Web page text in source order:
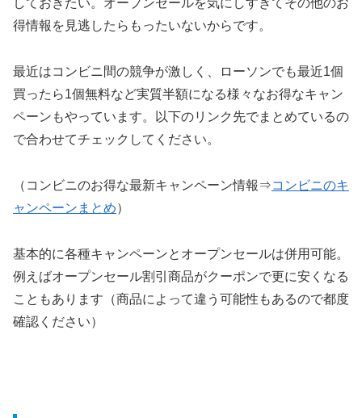
しておきたい。オープンセールを気にしすぎてその他のお
得情報を見逃したらもったいないからです。
最近はコンビニ間の競争が激しく、ローソンでも最近1個
買ったら1個無料など実質半額になる様々なお得なキャン
ペーンもやっています。以下のリンク先でまとめているの
で合わせてチェックしてください。
（コンビニのお得な最新キャンペーン情報⇒コンビニのキ
ャンペーンまとめ）
基本的に各種キャンペーンとオープンセールは併用可能。
例えばオープンセール割引商品がクーポンで更に安くなる
こともあります（商品によって違う可能性もあるので都度
確認ください）